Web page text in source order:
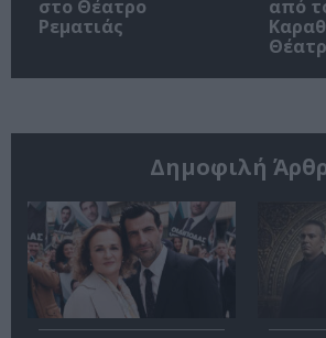
στο Θέατρο
Ρεματιάς
από
Δημοφιλή